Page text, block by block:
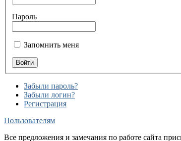
Пароль
Запомнить меня
Забыли пароль?
Забыли логин?
Регистрация
Пользователям
Все предложения и замечания по работе сайта